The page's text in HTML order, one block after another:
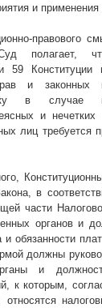
и применения
правового
Суд полагает,
59
и законных
в случае
и
лиц требуется
в
части
органов и
и обязанности
должны
и
к которым,
относятся